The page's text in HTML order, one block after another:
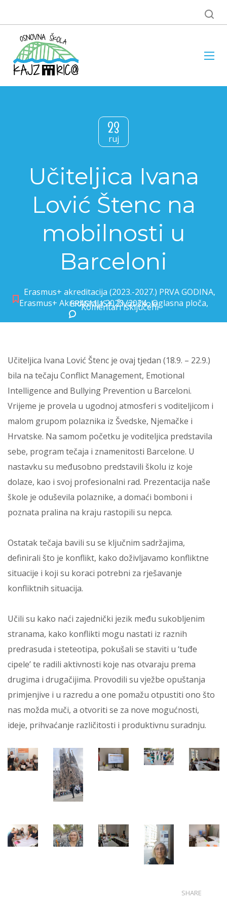
23
ruj
Učiteljica Ivana
Lović Štenc na
mobilnosti u
Barceloni
Erasmus+ akreditacija (2023.-2027.) PRVA GODINA,
Erasmus+ Akreditacija 2023./2024.,Oglasna ploča,
ERASMUS+,Život škole
Komentari isključeniza Učiteljica Ivana Lović Štenc na mobilnosti u Barceloni
Učiteljica Ivana Lović Štenc je ovaj tjedan (18.9. – 22.9.)
bila na tečaju Conflict Management, Emotional
Intelligence and Bullying Prevention u Barceloni.
Vrijeme je provela u ugodnoj atmosferi s voditeljicom i
malom grupom polaznika iz Švedske, Njemačke i
Hrvatske. Na samom početku je voditeljica predstavila
sebe, program tečaja i znamenitosti Barcelone. U
nastavku su međusobno predstavili školu iz koje
dolaze, kao i svoj profesionalni rad. Prezentacija naše
škole je oduševila polaznike, a domaći bomboni i
poznata pralina na kraju rastopili su nepca.
Ostatak tečaja bavili su se ključnim sadržajima,
definirali što je konflikt, kako doživljavamo konfliktne
situacije i koji su koraci potrebni za rješavanje
konfliktnih situacija.
Učili su kako naći zajednički jezik među sukobljenim
stranama, kako konflikti mogu nastati iz raznih
predrasuda i steteotipa, pokušali se staviti u ‘tuđe
cipele’ te radili aktivnosti koje nas otvaraju prema
drugima i drugačijima. Provodili su vježbe opuštanja
primjenjive i u razredu a one pomažu otpustiti ono što
nas možda muči, a otvoriti se za nove mogućnosti,
ideje, prihvaćanje različitosti i produktivnu suradnju.
SHARE